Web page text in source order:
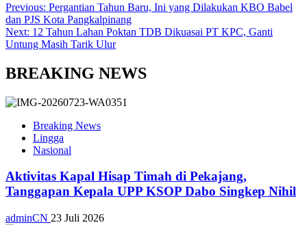
Previous: Pergantian Tahun Baru, Ini yang Dilakukan KBO Babel
dan PJS Kota Pangkalpinang
Next: 12 Tahun Lahan Poktan TDB Dikuasai PT KPC, Ganti
Untung Masih Tarik Ulur
BREAKING NEWS
Breaking News
Lingga
Nasional
Aktivitas Kapal Hisap Timah di Pekajang,
Tanggapan Kepala UPP KSOP Dabo Singkep Nihil
adminCN 23 Juli 2026